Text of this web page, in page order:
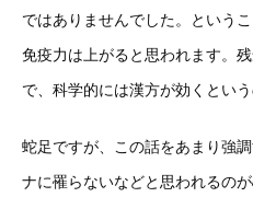
ではありませんでした。という
免疫力は上がると思われます。
で、科学的には漢方が効くとい
蛇足ですが、この話をあまり強
ナに罹らないなどと思われるの